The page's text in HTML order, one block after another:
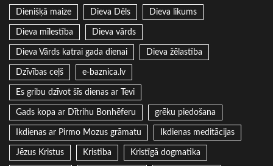
Dienišķā maize Dieva Dēls Dieva likums
Dieva mīlestība Dieva vārds
Dieva Vārds katrai gada dienai Dieva žēlastība
Dzīvības ceļš e-baznica.lv
Es gribu dzīvot šīs dienas ar Tevi
Gads kopa ar Dītrihu Bonhēferu grēku piedošana
Ikdienas ar Pirmo Mozus grāmatu Ikdienas meditācijas
Jēzus Kristus Kristība Kristīgā dogmatika